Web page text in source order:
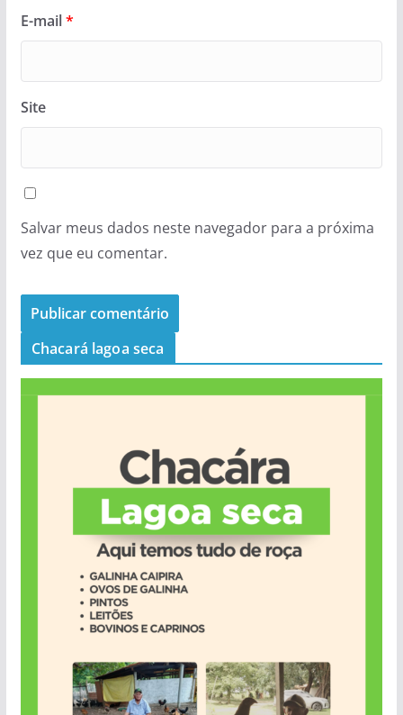
E-mail*
Site
Salvar meus dados neste navegador para a próxima
vez que eu comentar.
Chacará lagoa seca